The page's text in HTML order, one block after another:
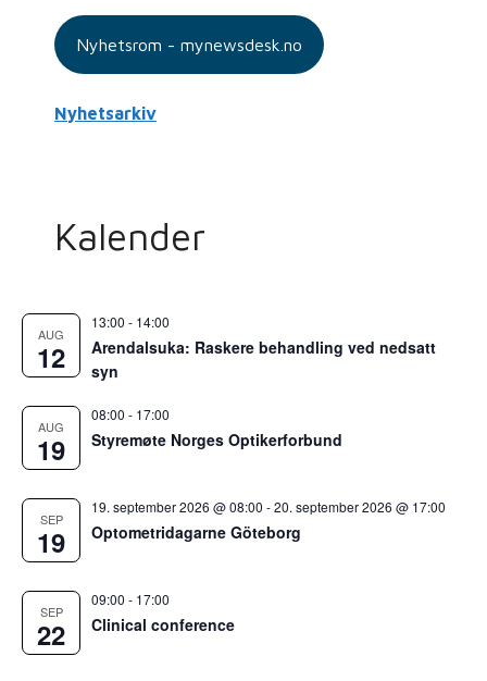
Nyhetsrom - mynewsdesk.no
Nyhetsarkiv
Kalender
AUG
12
13:00 - 14:00
Arendalsuka: Raskere behandling ved nedsatt
syn
AUG
19
08:00 - 17:00
Styremøte Norges Optikerforbund
SEP
19
19. september 2026 @ 08:00 -20. september 2026 @ 17:00
Optometridagarne Göteborg
SEP
22
09:00 - 17:00
Clinical conference